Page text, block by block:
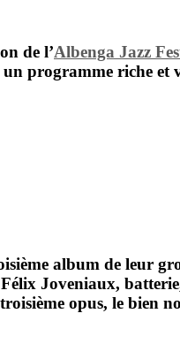
de l’Albenga Jazz
programme riche et
album de leur
Félix Joveniaux,
opus, le bien